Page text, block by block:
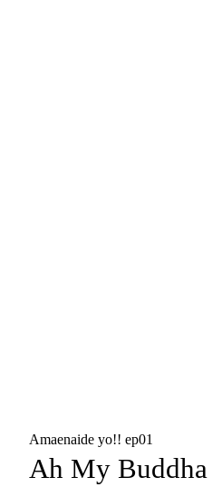
Amaenaide yo!! ep01
Ah My Buddha